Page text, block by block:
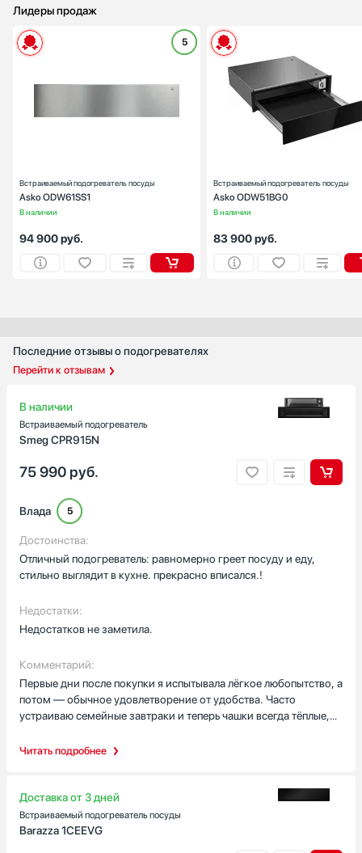
Лидеры продаж
5
В наличии
Встраиваемый подогреватель посуды
Asko ODW61SS1
Габариты (ВхШхГ) (см):
Встраиваемая модель:
Диапазон температуры (°С):
94 900руб.
В наличии
Встраиваемый подогреватель посуды
Asko ODW51BG0
83 900руб.
Последние отзывы о подогревателях
Перейти к отзывам
В наличии
Встраиваемый подогреватель
Smeg CPR915N
75 990 руб.
Читать подробнее
Влада 5
Достоинства:
Отличный подогреватель: равномерно греет посуду и еду,
стильно выглядит в кухне. прекрасно вписался.!
Недостатки:
Недостатков не заметила.
Комментарий:
Первые дни после покупки я испытывала лёгкое любопытство, а
потом — обычное удовлетворение от удобства. Часто
устраиваю семейные завтраки и теперь чашки всегда тёплые,
подогреве перед подачей — еда дольше остаётся тёплой, гости
получилось лучше, чем в тёплом месте у окна — тесто
поднялось равномерно. Ещё использовала для разморозки
замороженных ягод: утром достала, поставила на щадящий
Доставка от 3 дней
Встраиваемый подогреватель посуды
Barazza 1CEEVG